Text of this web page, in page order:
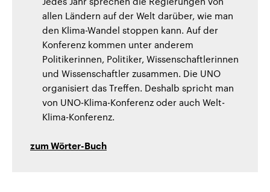
allen Ländern auf der Welt darüber, wie man
den Klima-Wandel stoppen kann. Auf der
Konferenz kommen unter anderem
Politikerinnen, Politiker, Wissenschaftlerinnen
und Wissenschaftler zusammen. Die UNO
organisiert das Treffen. Deshalb spricht man
von UNO-Klima-Konferenz oder auch Welt-
Klima-Konferenz.
zum Wörter-Buch